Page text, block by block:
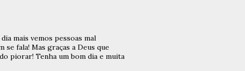
mais vemos pessoas mal
se fala! Mas graças a Deus que
piorar! Tenha um bom dia e muita